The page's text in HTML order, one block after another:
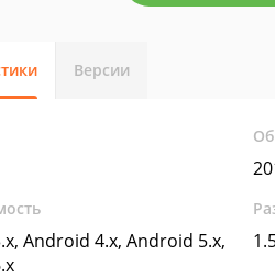
Версии
Android 4.x, Android 5.x,